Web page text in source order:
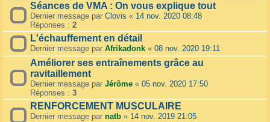
Séances de VMA : On vous explique tout
Dernier message par Clovis « 14 nov. 2020 08:48
Réponses : 2
L'échauffement en détail
Dernier message par Afrikadonk « 08 nov. 2020 19:11
Améliorer ses entraînements grâce au
ravitaillement
Dernier message par Jérôme « 05 nov. 2020 17:50
Réponses : 3
RENFORCEMENT MUSCULAIRE
Dernier message par natb « 14 nov. 2019 21:05